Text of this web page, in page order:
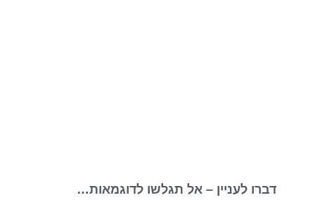
דברו לעניין – אל תגלשו לדוגמאות…